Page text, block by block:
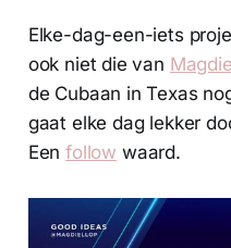
Elke-dag-een-iets
ook niet die van
de Cubaan in Texas
gaat elke dag lekker
Eenfollow waard.